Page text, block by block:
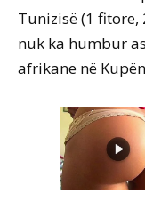
Tunizisë (1
nuk ka humbur
afrikane në